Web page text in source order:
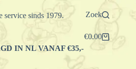
service sinds 1979. Zoek
Winkelwagen
€0.00
IN NL VANAF €35,-